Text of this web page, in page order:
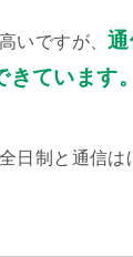
いですが、
ています。
日制と通信は